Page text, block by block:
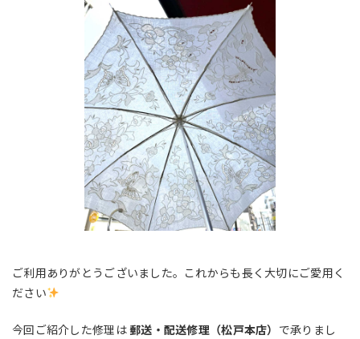
ご利用ありがとうございました。これからも長く大切にご愛用く
ださい
今回ご紹介した修理は郵送・配送修理（松戸本店） で承りまし